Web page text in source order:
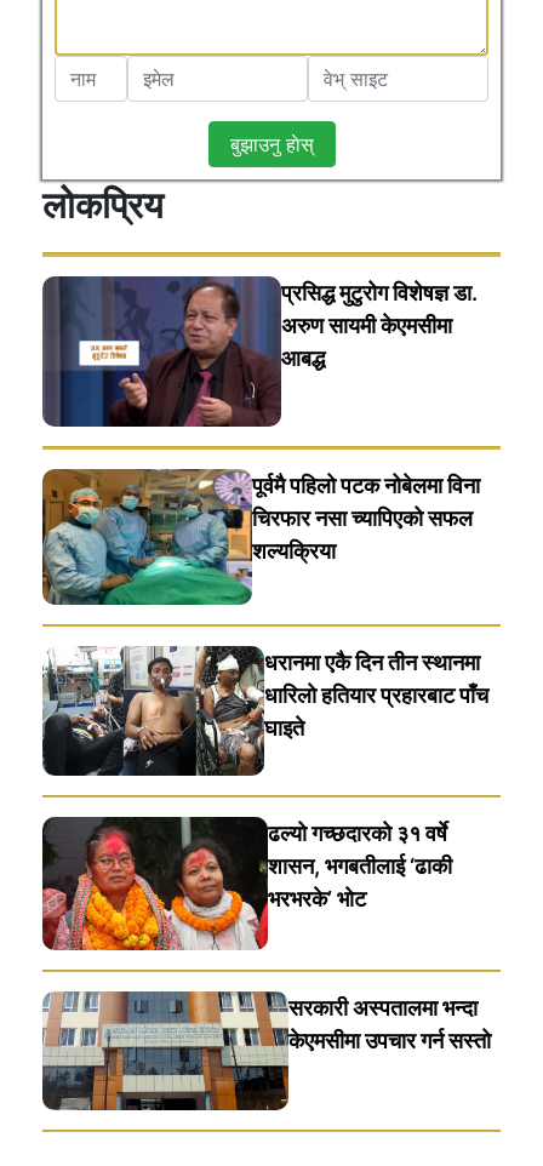
बुझाउनु हाेस्
लोकप्रिय
प्रसिद्ध मुटुरोग विशेषज्ञ डा.
अरुण सायमी केएमसीमा
आबद्ध
पूर्वमै पहिलो पटक नोबेलमा विना
चिरफार नसा च्यापिएको सफल
शल्यक्रिया
धरानमा एकै दिन तीन स्थानमा
धारिलाे हतियार प्रहारबाट पाँच
घाइते
ढल्यो गच्छदारको ३१ वर्षे
शासन, भगबतीलाई ‘ढाकी
भरभरके’ भाेट
सरकारी अस्पतालमा भन्दा
केएमसीमा उपचार गर्न सस्ताे